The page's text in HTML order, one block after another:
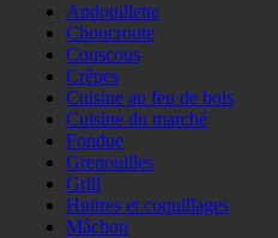
Andouillette
Choucroute
Couscous
Crêpes
Cuisine au feu de bois
Cuisine du marché
Fondue
Grenouilles
Grill
Huitres et coquillages
Mâchon